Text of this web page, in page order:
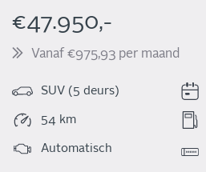
€47.950,-
Vanaf €975,93 per maand
SUV (5 deurs)
54 km
Automatisch